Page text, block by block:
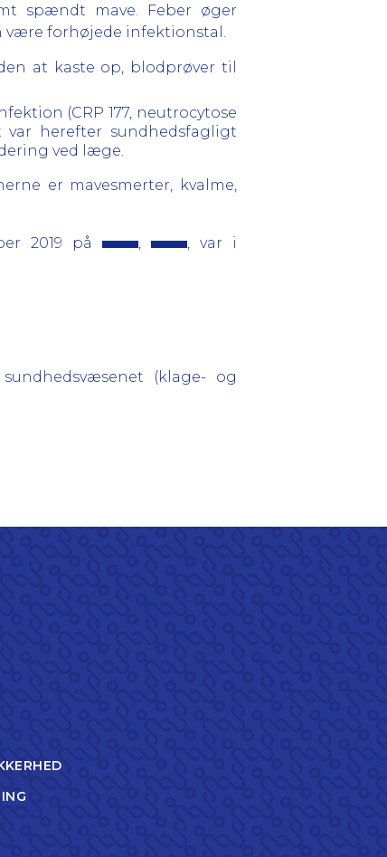
spændt mave. Feber øger
være forhøjede infektionstal.
at kaste op, blodprøver til
(CRP 177, neutrocytose
herefter sundhedsfagligt
ved læge.
er mavesmerter, kvalme,
2019 på ,
, var i
(klage- og